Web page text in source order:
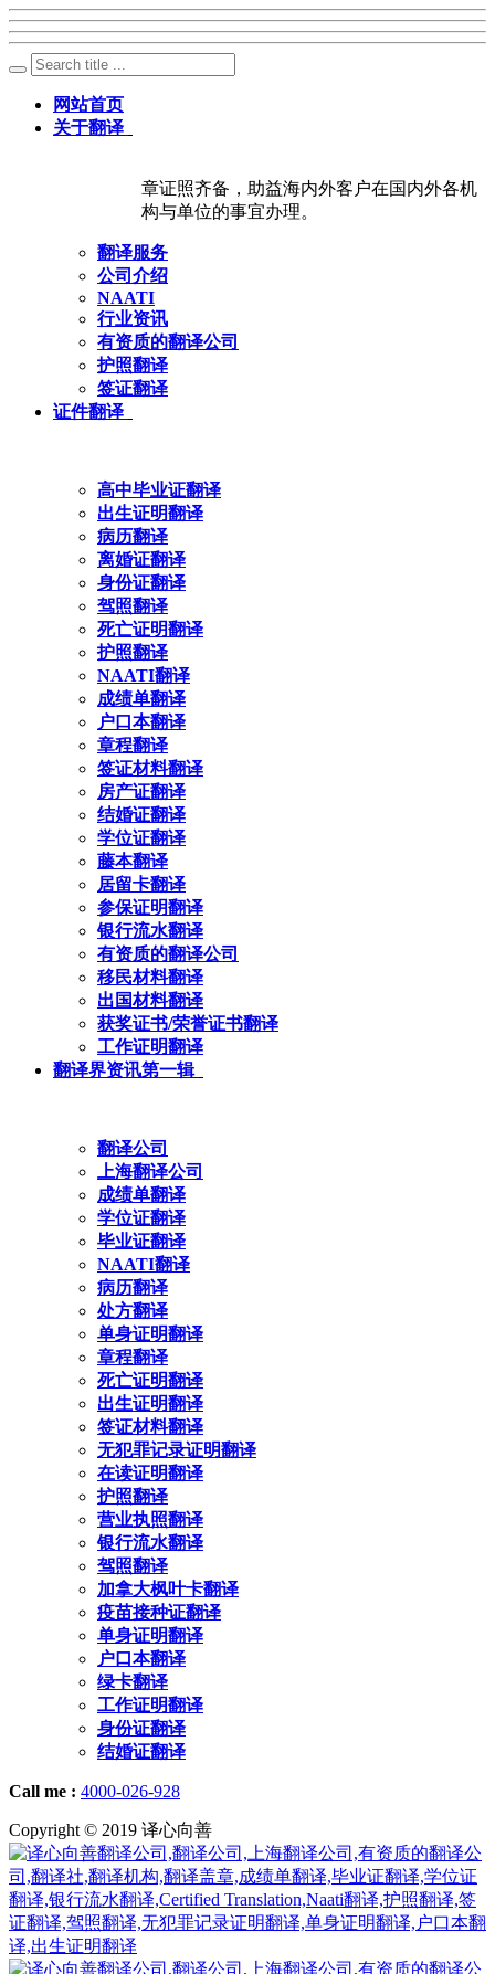
网站首页
关于翻译
章证照齐备，助益海内外客户在国内外各机
构与单位的事宜办理。
翻译服务
公司介绍
NAATI
行业资讯
有资质的翻译公司
护照翻译
签证翻译
证件翻译
高中毕业证翻译
出生证明翻译
病历翻译
离婚证翻译
身份证翻译
驾照翻译
死亡证明翻译
护照翻译
NAATI翻译
成绩单翻译
户口本翻译
章程翻译
签证材料翻译
房产证翻译
结婚证翻译
学位证翻译
藤本翻译
居留卡翻译
参保证明翻译
银行流水翻译
有资质的翻译公司
移民材料翻译
出国材料翻译
获奖证书/荣誉证书翻译
工作证明翻译
翻译界资讯第一辑
翻译公司
上海翻译公司
成绩单翻译
学位证翻译
毕业证翻译
NAATI翻译
病历翻译
处方翻译
单身证明翻译
章程翻译
死亡证明翻译
出生证明翻译
签证材料翻译
无犯罪记录证明翻译
在读证明翻译
护照翻译
营业执照翻译
银行流水翻译
驾照翻译
加拿大枫叶卡翻译
疫苗接种证翻译
单身证明翻译
户口本翻译
绿卡翻译
工作证明翻译
身份证翻译
结婚证翻译
Call me : 4000-026-928
Copyright © 2019 译心向善